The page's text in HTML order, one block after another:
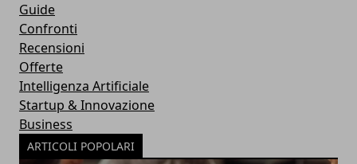
Guide
Confronti
Recensioni
Offerte
Intelligenza Artificiale
Startup & Innovazione
Business
ARTICOLI POPOLARI